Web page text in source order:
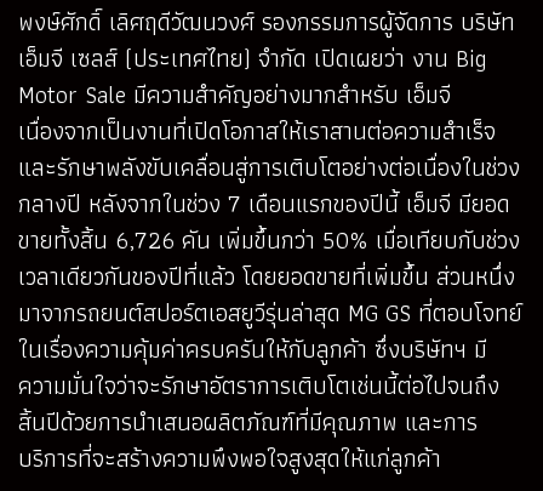
พงษ์ศักดิ์ เลิศฤดีวัฒนวงศ์ รองกรรมการผู้จัดการ บริษัท
เอ็มจี เซลส์ (ประเทศไทย) จำกัด เปิดเผยว่า งาน Big
Motor Sale มีความสำคัญอย่างมากสำหรับ เอ็มจี
เนื่องจากเป็นงานที่เปิดโอกาสให้เราสานต่อความสำเร็จ
และรักษาพลังขับเคลื่อนสู่การเติบโตอย่างต่อเนื่องในช่วง
กลางปี หลังจากในช่วง 7 เดือนแรกของปีนี้ เอ็มจี มียอด
ขายทั้งสิ้น 6,726 คัน เพิ่มขึ้นกว่า 50% เมื่อเทียบกับช่วง
เวลาเดียวกันของปีที่แล้ว โดยยอดขายที่เพิ่มขึ้น ส่วนหนึ่ง
มาจากรถยนต์สปอร์ตเอสยูวีรุ่นล่าสุด MG GS ที่ตอบโจทย์
ในเรื่องความคุ้มค่าครบครันให้กับลูกค้า ซึ่งบริษัทฯ มี
ความมั่นใจว่าจะรักษาอัตราการเติบโตเช่นนี้ต่อไปจนถึง
สิ้นปีด้วยการนำเสนอผลิตภัณฑ์ที่มีคุณภาพ และการ
บริการที่จะสร้างความพึงพอใจสูงสุดให้แก่ลูกค้า